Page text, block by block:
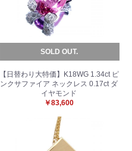
SOLD OUT.
【日替わり大特価】K18WG 1.34ct ピ
ンクサファイア ネックレス 0.17ct ダ
イヤモンド
￥83,600